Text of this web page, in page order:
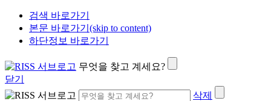
검색 바로가기
본문 바로가기(skip to content)
하단정보 바로가기
무엇을 찾고 계세요?
닫기
삭제